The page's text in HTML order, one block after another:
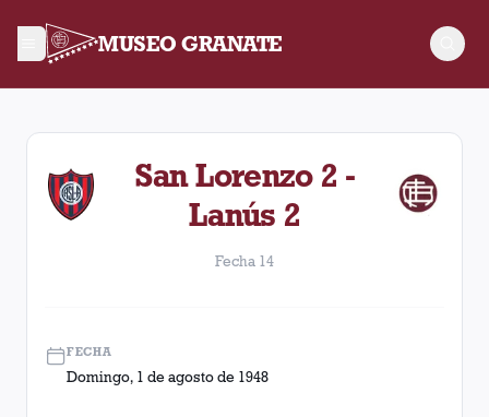
MUSEO GRANATE
Fecha 14. Partido entre Lanús y San Lorenzo disputado el
San Lorenzo 2 -
Lanús 2
Fecha 14
FECHA
Domingo, 1 de agosto de 1948